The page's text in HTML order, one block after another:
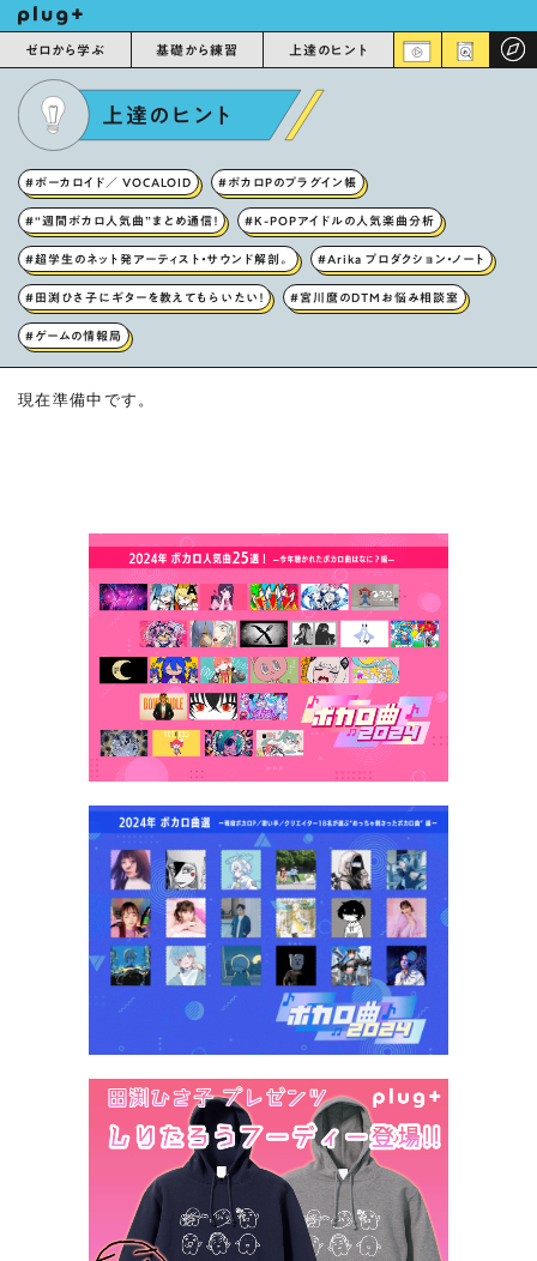
ゼロから学ぶ 基礎から練習 上達のヒント
上達のヒント
#ボーカロイド／ VOCALOID #ボカロPのプラグイン帳
#“週間ボカロ人気曲”まとめ通信！ #K-POPアイドルの人気楽曲分析
#超学生のネット発アーティスト・サウンド解剖。 #Arika プロダクション・ノート
#田渕ひさ子にギターを教えてもらいたい！ #宮川麿のDTMお悩み相談室
#ゲームの情報局
現在準備中です。